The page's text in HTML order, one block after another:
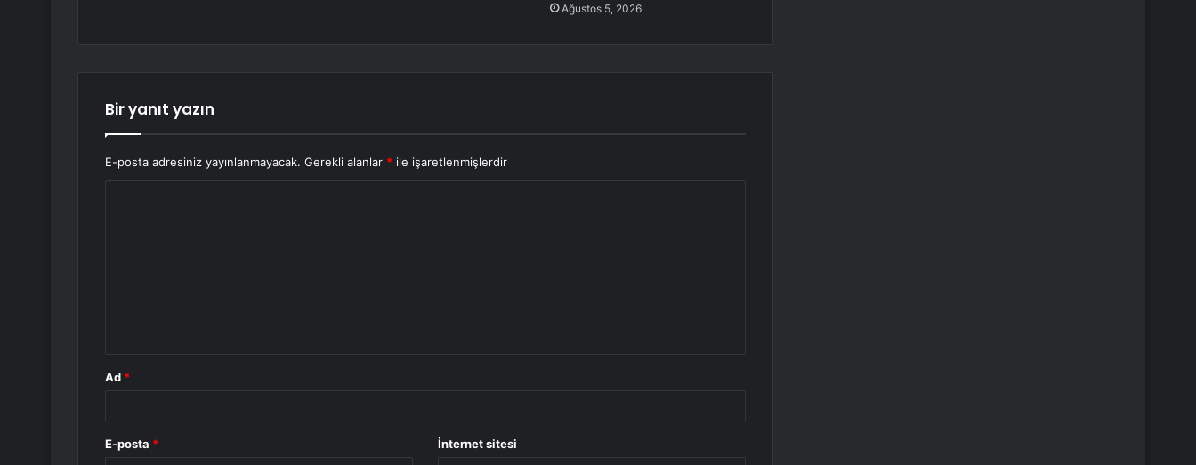
Ağustos 5, 2026
Bir yanıt yazın
E-posta adresiniz yayınlanmayacak. Gerekli alanlar * ile işaretlenmişlerdir
Ad *
E-posta * İnternet sitesi